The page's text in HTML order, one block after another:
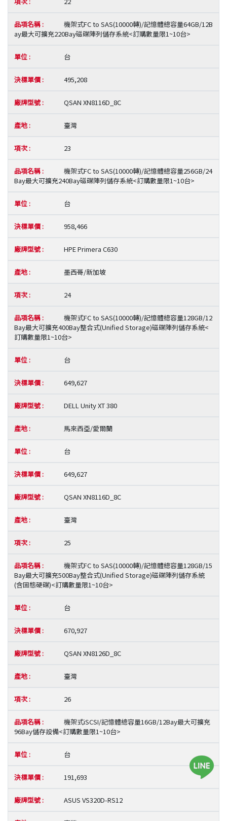
機架式FC to SAS(10000轉)/記憶體總容量64GB/12B
ay最大可擴充220Bay磁碟陣列儲存系統<訂購數量限1~10台>
台
495,208
QSAN XN8116D_8C
臺灣
23
機架式FC to SAS(10000轉)/記憶體總容量256GB/24
Bay最大可擴充240Bay磁碟陣列儲存系統<訂購數量限1~10台>
台
958,466
HPE Primera C630
墨西哥/新加坡
24
機架式FC to SAS(10000轉)/記憶體總容量128GB/12
Bay最大可擴充400Bay整合式(Unified Storage)磁碟陣列儲存系統<
訂購數量限1~10台>
台
649,627
DELL Unity XT 380
馬來西亞/愛爾蘭
台
649,627
QSAN XN8116D_8C
臺灣
25
機架式FC to SAS(10000轉)/記憶體總容量128GB/15
Bay最大可擴充500Bay整合式(Unified Storage)磁碟陣列儲存系統
(含固態硬碟)<訂購數量限1~10台>
台
670,927
QSAN XN8126D_8C
臺灣
26
機架式iSCSI/記憶體總容量16GB/12Bay最大可擴充
96Bay儲存設備<訂購數量限1~10台>
台
191,693
ASUS VS320D-RS12